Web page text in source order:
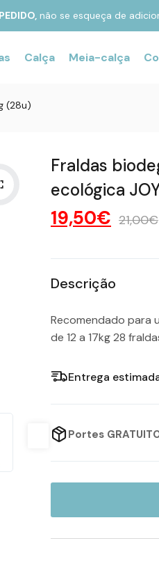
não se esqueça de
Calça Meia-calça
(28u)
Fraldas
ecológica
19,50€ 21,00€
Descrição
Recomendado para
de 12 a 17kg 28
Entrega
Portes
Fraldas BambuAlmofadas